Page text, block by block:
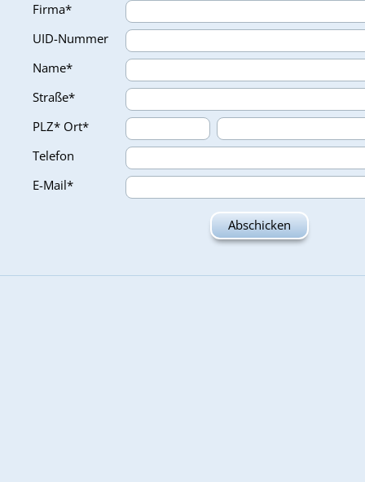
Firma*
UID-Nummer
Name*
Straße*
PLZ* Ort*
Telefon
E-Mail*